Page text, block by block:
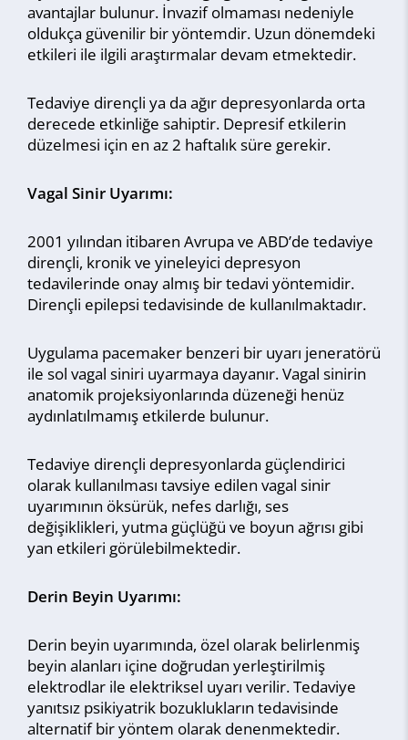
avantajlar bulunur. İnvazif olmaması nedeniyle
oldukça güvenilir bir yöntemdir. Uzun dönemdeki
etkileri ile ilgili araştırmalar devam etmektedir.
Tedaviye dirençli ya da ağır depresyonlarda orta
derecede etkinliğe sahiptir. Depresif etkilerin
düzelmesi için en az 2 haftalık süre gerekir.
Vagal Sinir Uyarımı:
2001 yılından itibaren Avrupa ve ABD’de tedaviye
dirençli, kronik ve yineleyici depresyon
tedavilerinde onay almış bir tedavi yöntemidir.
Dirençli epilepsi tedavisinde de kullanılmaktadır.
Uygulama pacemaker benzeri bir uyarı jeneratörü
ile sol vagal siniri uyarmaya dayanır. Vagal sinirin
anatomik projeksiyonlarında düzeneği henüz
aydınlatılmamış etkilerde bulunur.
Tedaviye dirençli depresyonlarda güçlendirici
olarak kullanılması tavsiye edilen vagal sinir
uyarımının öksürük, nefes darlığı, ses
değişiklikleri, yutma güçlüğü ve boyun ağrısı gibi
yan etkileri görülebilmektedir.
Derin Beyin Uyarımı:
Derin beyin uyarımında, özel olarak belirlenmiş
beyin alanları içine doğrudan yerleştirilmiş
elektrodlar ile elektriksel uyarı verilir. Tedaviye
yanıtsız psikiyatrik bozuklukların tedavisinde
alternatif bir yöntem olarak denenmektedir.